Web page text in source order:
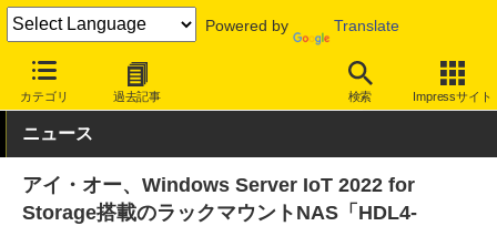
Powered by Translate
カテゴリ 過去記事 検索 Impressサイト
INTERNET Watch ハードウェア
ニュース
アイ・オー、Windows Server IoT 2022 for
Storage搭載のラックマウントNAS「HDL4-